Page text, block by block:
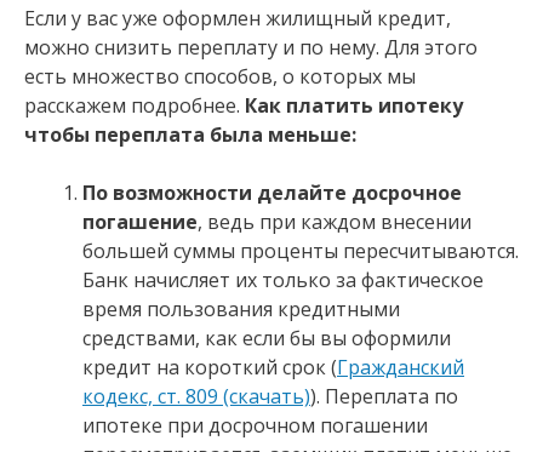
Если у вас уже оформлен жилищный кредит,
можно снизить переплату и по нему. Для этого
есть множество способов, о которых мы
расскажем подробнее. Как платить ипотеку
чтобы переплата была меньше:
По возможности делайте досрочное
погашение, ведь при каждом внесении
большей суммы проценты пересчитываются.
Банк начисляет их только за фактическое
время пользования кредитными
средствами, как если бы вы оформили
кредит на короткий срок (Гражданский
кодекс, ст. 809 (скачать)). Переплата по
ипотеке при досрочном погашении